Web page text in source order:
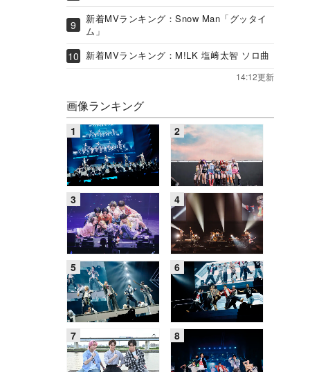
新着MVランキング：Snow Man「グッタイ
ム」
新着MVランキング：M!LK 塩﨑太智 ソロ曲
14:12更新
画像ランキング